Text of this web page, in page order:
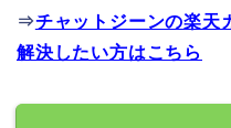
⇒チャットジーンの楽天
解決したい方はこちら